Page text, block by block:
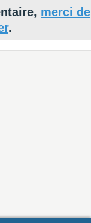
merci de
.